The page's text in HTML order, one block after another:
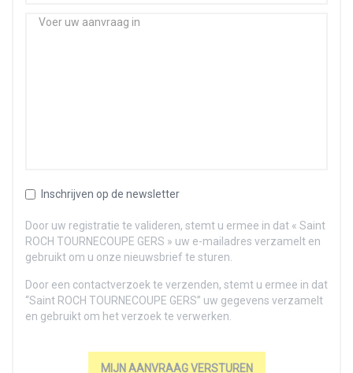
Inschrijven op de newsletter
Door uw registratie te valideren, stemt u ermee in dat « Saint
ROCH TOURNECOUPE GERS » uw e-mailadres verzamelt en
gebruikt om u onze nieuwsbrief te sturen.
Door een contactverzoek te verzenden, stemt u ermee in dat
“Saint ROCH TOURNECOUPE GERS” uw gegevens verzamelt
en gebruikt om het verzoek te verwerken.